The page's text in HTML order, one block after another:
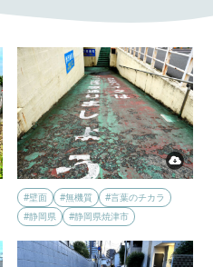
#壁面 #無機質
#言葉のチカラ
#静岡県
#静岡県焼津市